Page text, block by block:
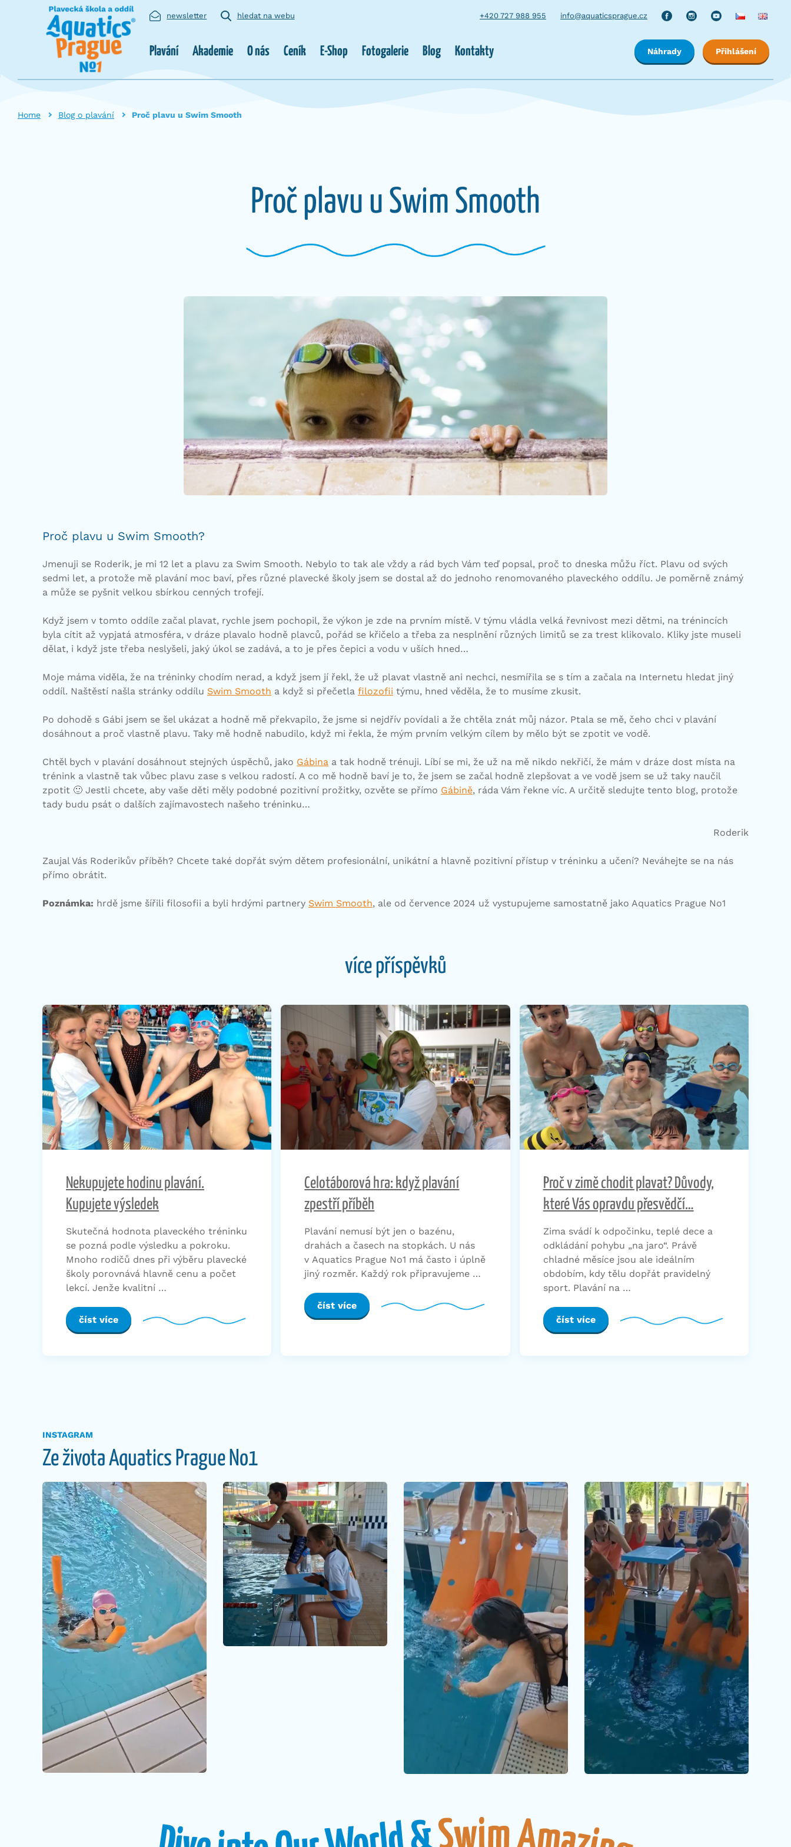
newsletter hledat na webu +420 727 988 955 info@aquaticsprague.cz
Plavání Akademie O nás Ceník E-Shop Fotogalerie Blog Kontakty Náhrady Přihlášení
Home Blog o plavání Proč plavu u Swim Smooth
Proč plavu u Swim Smooth
Proč plavu u Swim Smooth?
Jmenuji se Roderik, je mi 12 let a plavu za Swim Smooth. Nebylo to tak ale vždy a rád bych Vám teď popsal, proč to dneska můžu říct. Plavu od svých
sedmi let, a protože mě plavání moc baví, přes různé plavecké školy jsem se dostal až do jednoho renomovaného plaveckého oddílu. Je poměrně známý
a může se pyšnit velkou sbírkou cenných trofejí.
Když jsem v tomto oddíle začal plavat, rychle jsem pochopil, že výkon je zde na prvním místě. V týmu vládla velká řevnivost mezi dětmi, na trénincích
byla cítit až vypjatá atmosféra, v dráze plavalo hodně plavců, pořád se křičelo a třeba za nesplnění různých limitů se za trest klikovalo. Kliky jste museli
dělat, i když jste třeba neslyšeli, jaký úkol se zadává, a to je přes čepici a vodu v uších hned…
Moje máma viděla, že na tréninky chodím nerad, a když jsem jí řekl, že už plavat vlastně ani nechci, nesmířila se s tím a začala na Internetu hledat jiný
oddíl. Naštěstí našla stránky oddílu Swim Smooth a když si přečetla filozofii týmu, hned věděla, že to musíme zkusit.
Po dohodě s Gábi jsem se šel ukázat a hodně mě překvapilo, že jsme si nejdřív povídali a že chtěla znát můj názor. Ptala se mě, čeho chci v plavání
dosáhnout a proč vlastně plavu. Taky mě hodně nabudilo, když mi řekla, že mým prvním velkým cílem by mělo být se zpotit ve vodě.
Chtěl bych v plavání dosáhnout stejných úspěchů, jako Gábina a tak hodně trénuji. Líbí se mi, že už na mě nikdo nekřičí, že mám v dráze dost místa na
trénink a vlastně tak vůbec plavu zase s velkou radostí. A co mě hodně baví je to, že jsem se začal hodně zlepšovat a ve vodě jsem se už taky naučil
zpotit 🙂 Jestli chcete, aby vaše děti měly podobné pozitivní prožitky, ozvěte se přímo Gábině, ráda Vám řekne víc. A určitě sledujte tento blog, protože
tady budu psát o dalších zajímavostech našeho tréninku…
Roderik
Zaujal Vás Roderikův příběh? Chcete také dopřát svým dětem profesionální, unikátní a hlavně pozitivní přístup v tréninku a učení? Neváhejte se na nás
přímo obrátit.
Poznámka: hrdě jsme šířili filosofii a byli hrdými partnery Swim Smooth, ale od července 2024 už vystupujeme samostatně jako Aquatics Prague No1
více příspěvků
Nekupujete hodinu plavání.
Kupujete výsledek
Skutečná hodnota plaveckého tréninku
se pozná podle výsledku a pokroku.
Mnoho rodičů dnes při výběru plavecké
školy porovnává hlavně cenu a počet
lekcí. Jenže kvalitní …
číst více
Celotáborová hra: když plavání
zpestří příběh
Plavání nemusí být jen o bazénu,
drahách a časech na stopkách. U nás
v Aquatics Prague No1 má často i úplně
jiný rozměr. Každý rok připravujeme …
číst více
Proč v zimě chodit plavat? Důvody,
které Vás opravdu přesvědčí…
Zima svádí k odpočinku, teplé dece a
odkládání pohybu „na jaro“. Právě
chladné měsíce jsou ale ideálním
obdobím, kdy tělu dopřát pravidelný
sport. Plavání na …
číst více
INSTAGRAM
Ze života Aquatics Prague No1